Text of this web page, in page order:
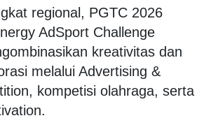
regional, PGTC 2026
AdSport Challenge
kreativitas dan
melalui Advertising &
kompetisi olahraga, serta